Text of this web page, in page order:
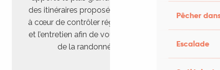
Pêcher
Escalade
des itinéraires proposés. Nous avons aussi eu
à cœur de contrôler régulièrement le balisage
et l’entretien afin de vous proposer le meilleur
de la randonnée dans le Lot !